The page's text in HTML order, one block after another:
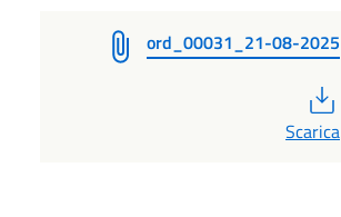
ord_00031_21-08-2025
Scarica